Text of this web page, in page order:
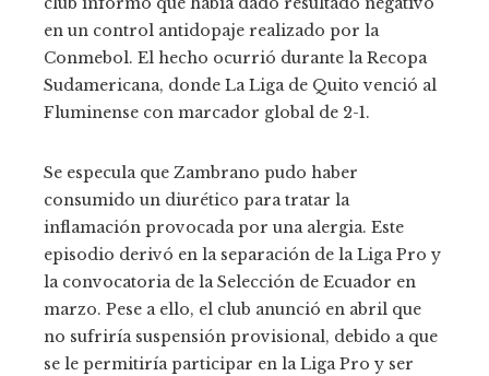
en un control antidopaje realizado por la
Conmebol. El hecho ocurrió durante la Recopa
Sudamericana, donde La Liga de Quito venció al
Fluminense con marcador global de 2-1.
Se especula que Zambrano pudo haber
consumido un diurético para tratar la
inflamación provocada por una alergia. Este
episodio derivó en la separación de la Liga Pro y
la convocatoria de la Selección de Ecuador en
marzo. Pese a ello, el club anunció en abril que
no sufriría suspensión provisional, debido a que
se le permitiría participar en la Liga Pro y ser